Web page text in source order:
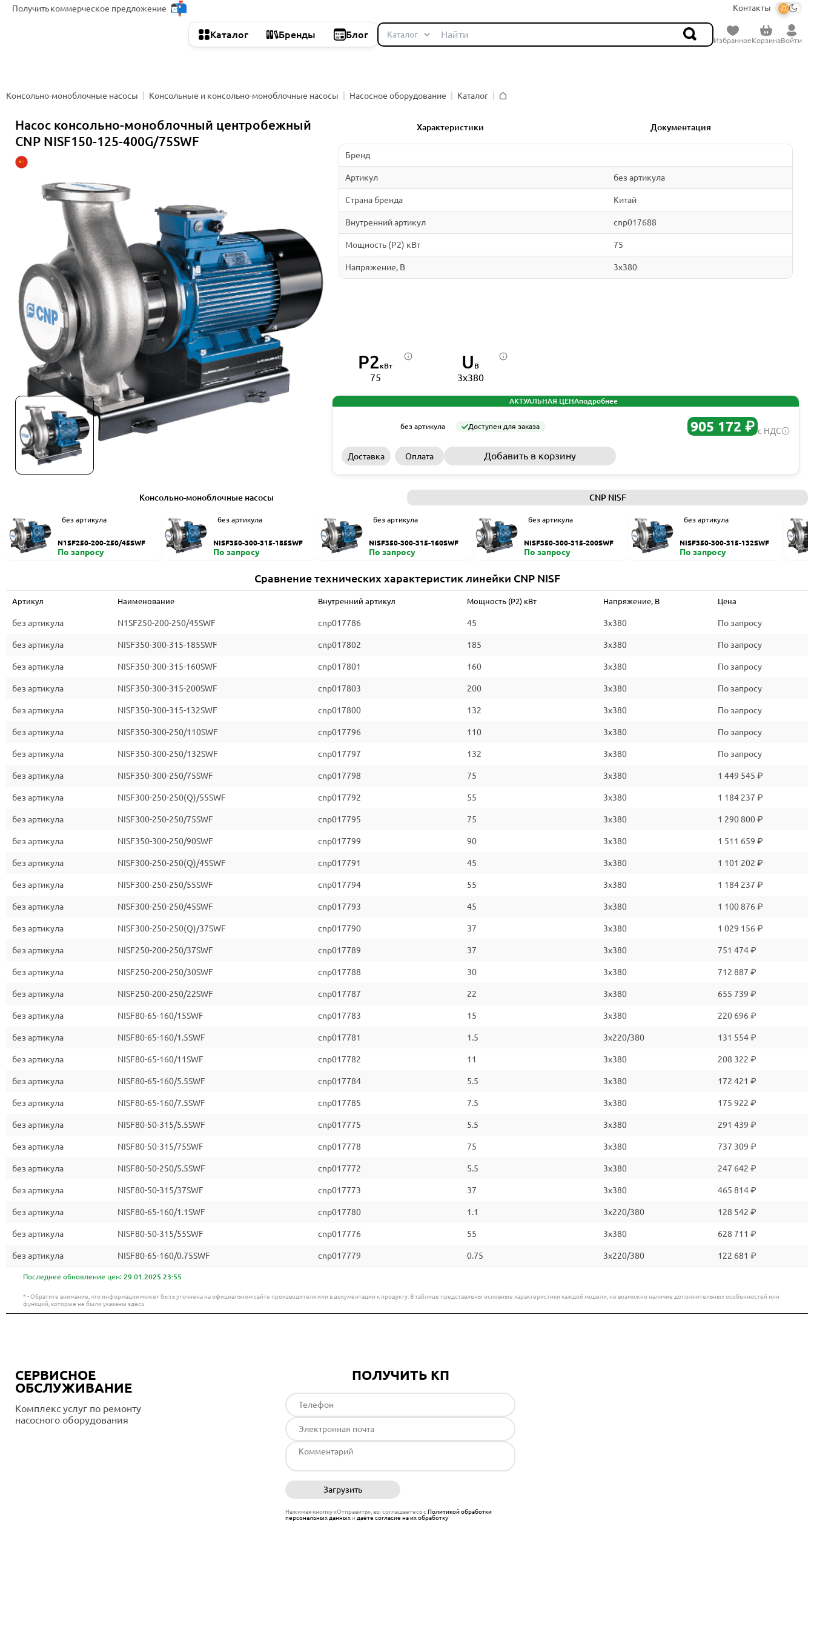
Получитькоммерческое предложение Контакты
Каталог Бренды Блог
ИзбранноеКорзинаВойти
Консольно-моноблочные насосы Консольные и консольно-моноблочные насосы Насосное оборудование
Каталог
Насос консольно-моноблочный центробежный
CNP NISF150-125-400G/75SWF
Характеристики Документация
Бренд
Артикул без артикула
Страна бренда Китай
Внутренний артикул cnp017688
Мощность (P2) кВт 75
Напряжение, В 3x380
P2кВт
75
U В
3x380
АКТУАЛЬНАЯ ЦЕНАподробнее
без артикула Доступен для заказа 905 172 ₽ с НДС
Доставка Оплата Добавить в корзину
Консольно-моноблочные насосы CNP NISF
без артикула
N1SF250-200-250/45SWF
По запросу
без артикула
NISF350-300-315-185SWF
По запросу
без артикула
NISF350-300-315-160SWF
По запросу
без артикула
NISF350-300-315-200SWF
По запросу
без артикула
NISF350-300-315-132SWF
По запросу
Сравнение технических характеристик линейки CNP NISF
Артикул Наименование Внутренний артикул Мощность (P2) кВт Напряжение, В Цена
без артикула N1SF250-200-250/45SWF cnp017786 45 3x380 По запросу
без артикула NISF350-300-315-185SWF cnp017802 185 3x380 По запросу
без артикула NISF350-300-315-160SWF cnp017801 160 3x380 По запросу
без артикула NISF350-300-315-200SWF cnp017803 200 3x380 По запросу
без артикула NISF350-300-315-132SWF cnp017800 132 3x380 По запросу
без артикула NISF350-300-250/110SWF cnp017796 110 3x380 По запросу
без артикула NISF350-300-250/132SWF cnp017797 132 3x380 По запросу
без артикула NISF350-300-250/75SWF cnp017798 75 3x380 1 449 545 ₽
без артикула NISF300-250-250(Q)/55SWF cnp017792 55 3x380 1 184 237 ₽
без артикула NISF300-250-250/75SWF cnp017795 75 3x380 1 290 800 ₽
без артикула NISF350-300-250/90SWF cnp017799 90 3x380 1 511 659 ₽
без артикула NISF300-250-250(Q)/45SWF cnp017791 45 3x380 1 101 202 ₽
без артикула NISF300-250-250/55SWF cnp017794 55 3x380 1 184 237 ₽
без артикула NISF300-250-250/45SWF cnp017793 45 3x380 1 100 876 ₽
без артикула NISF300-250-250(Q)/37SWF cnp017790 37 3x380 1 029 156 ₽
без артикула NISF250-200-250/37SWF cnp017789 37 3x380 751 474 ₽
без артикула NISF250-200-250/30SWF cnp017788 30 3x380 712 887 ₽
без артикула NISF250-200-250/22SWF cnp017787 22 3x380 655 739 ₽
без артикула NISF80-65-160/15SWF cnp017783 15 3x380 220 696 ₽
без артикула NISF80-65-160/1.5SWF cnp017781 1.5 3x220/380 131 554 ₽
без артикула NISF80-65-160/11SWF cnp017782 11 3x380 208 322 ₽
без артикула NISF80-65-160/5.5SWF cnp017784 5.5 3x380 172 421 ₽
без артикула NISF80-65-160/7.5SWF cnp017785 7.5 3x380 175 922 ₽
без артикула NISF80-50-315/5.5SWF cnp017775 5.5 3x380 291 439 ₽
без артикула NISF80-50-315/75SWF cnp017778 75 3x380 737 309 ₽
без артикула NISF80-50-250/5.5SWF cnp017772 5.5 3x380 247 642 ₽
без артикула NISF80-50-315/37SWF cnp017773 37 3x380 465 814 ₽
без артикула NISF80-65-160/1.1SWF cnp017780 1.1 3x220/380 128 542 ₽
без артикула NISF80-50-315/55SWF cnp017776 55 3x380 628 711 ₽
без артикула NISF80-65-160/0.75SWF cnp017779 0.75 3x220/380 122 681 ₽
Последнее обновление цен: 29.01.2025 23:55
* - Обратите внимание, что информация может быть уточнена на официальном сайте производителя или в документации к продукту. В таблице представлены основные характеристики каждой модели, но возможно наличие дополнительных особенностей или
функций, которые не были указаны здесь
СЕРВИСНОЕ
ОБСЛУЖИВАНИЕ
Комплекс услуг по ремонту
насосного оборудования
ПОЛУЧИТЬ КП
Загрузить
Нажимая кнопку «Отправить», вы соглашаетесь сПолитикой обработки
персональных данныхи даёте согласие на их обработку